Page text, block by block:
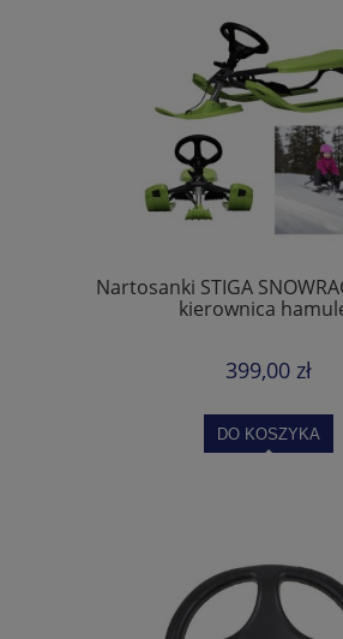
Nartosanki STIGA
kierownica
399,00 zł
DO KOSZYKA